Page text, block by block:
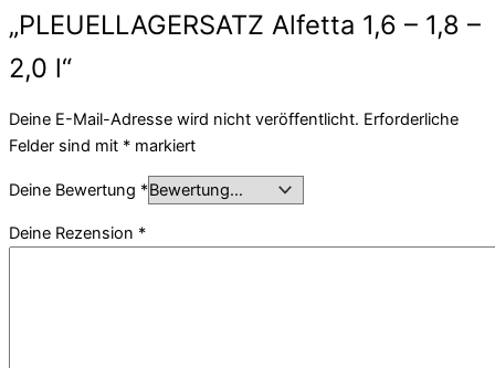
„PLEUELLAGERSATZ Alfetta 1,6 – 1,8 –
2,0 l“
Deine E-Mail-Adresse wird nicht veröffentlicht. Erforderliche
Felder sind mit * markiert
Deine Bewertung *
Deine Rezension *